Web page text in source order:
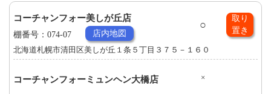
コーチャンフォー美しが丘店
○
取り
置き
棚番号：074-07 店内地図
北海道札幌市清田区美しが丘１条５丁目３７５－１６０
コーチャンフォーミュンヘン大橋店 ×